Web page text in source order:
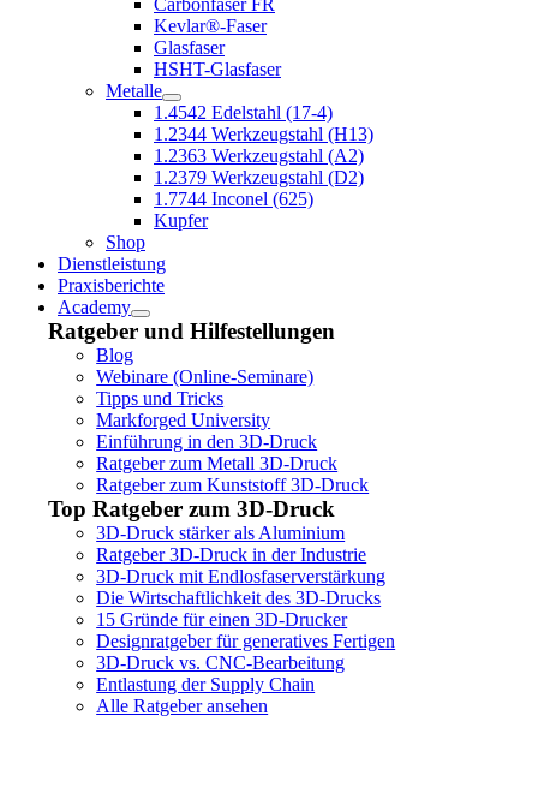
Carbonfaser FR
Kevlar®-Faser
Glasfaser
HSHT-Glasfaser
Metalle
1.4542 Edelstahl (17-4)
1.2344 Werkzeugstahl (H13)
1.2363 Werkzeugstahl (A2)
1.2379 Werkzeugstahl (D2)
1.7744 Inconel (625)
Kupfer
Shop
Dienstleistung
Praxisberichte
Academy
Ratgeber und Hilfestellungen
Blog
Webinare (Online-Seminare)
Tipps und Tricks
Markforged University
Einführung in den 3D-Druck
Ratgeber zum Metall 3D-Druck
Ratgeber zum Kunststoff 3D-Druck
Top Ratgeber zum 3D-Druck
3D-Druck stärker als Aluminium
Ratgeber 3D-Druck in der Industrie
3D-Druck mit Endlosfaserverstärkung
Die Wirtschaftlichkeit des 3D-Drucks
15 Gründe für einen 3D-Drucker
Designratgeber für generatives Fertigen
3D-Druck vs. CNC-Bearbeitung
Entlastung der Supply Chain
Alle Ratgeber ansehen